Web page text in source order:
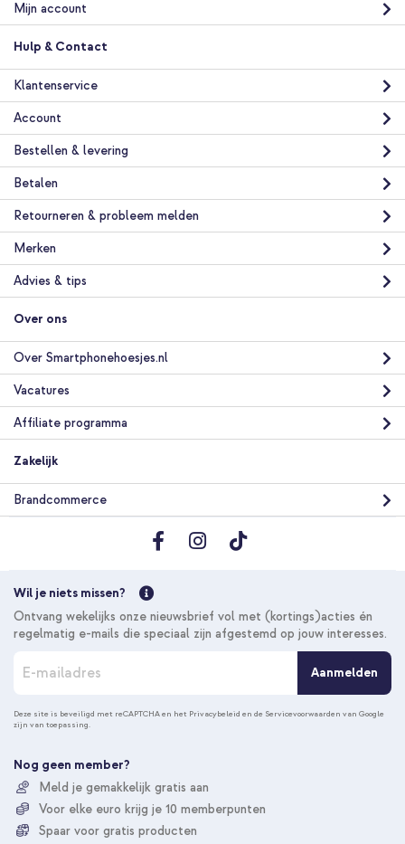
Mijn account
Hulp & Contact
Klantenservice
Account
Bestellen & levering
Betalen
Retourneren & probleem melden
Merken
Advies & tips
Over ons
Over Smartphonehoesjes.nl
Vacatures
Affiliate programma
Zakelijk
Brandcommerce
Wil je niets missen?
Ontvang wekelijks onze nieuwsbrief vol met (kortings)acties én
regelmatig e-mails die speciaal zijn afgestemd op jouw interesses.
n
n
e
u
o
p
Aanmelden
Deze site is beveiligd met reCAPTCHA en het Privacybeleid en de Servicevoorwaarden van Google
zijn van toepassing.
Nog geen member?
Meld je gemakkelijk gratis aan
Voor elke euro krijg je 10 memberpunten
Spaar voor gratis producten